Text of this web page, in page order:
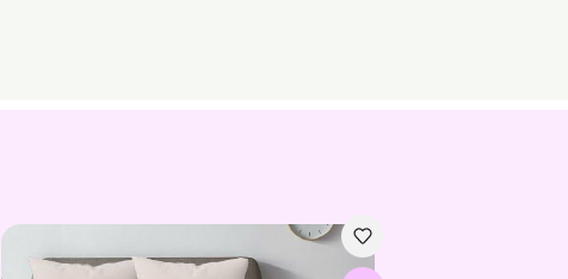
Voodikate Meditatsion 235x210 cm